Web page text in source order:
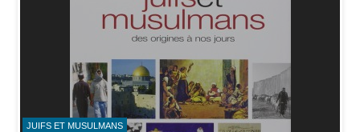
JUIFS ET MUSULMANS